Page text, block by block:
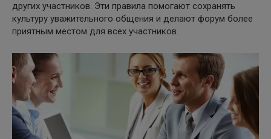
других участников. Эти правила помогают сохранять
культуру уважительного общения и делают форум более
приятным местом для всех участников.